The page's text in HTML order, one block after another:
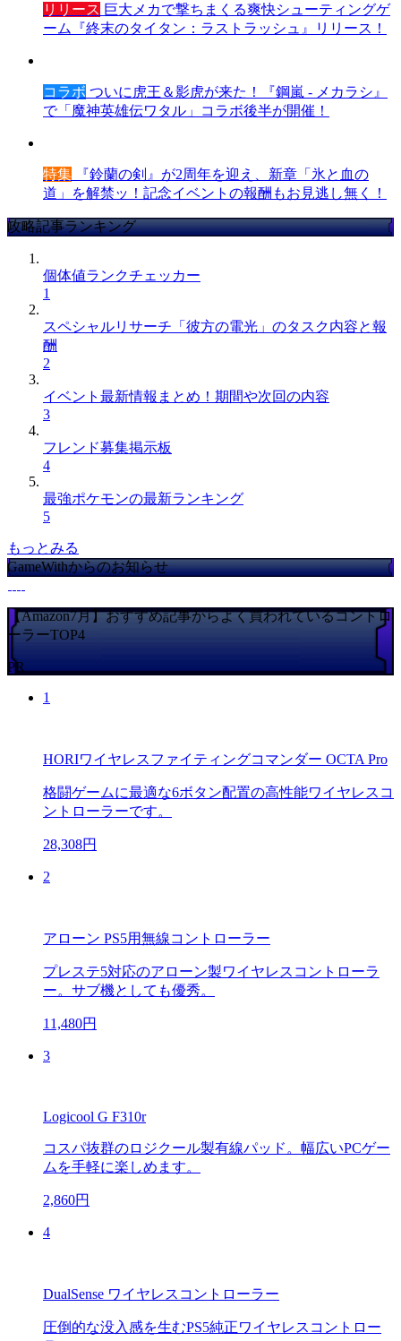
リリース 巨大メカで撃ちまくる爽快シューティングゲ
ーム『終末のタイタン：ラストラッシュ』リリース！
コラボ ついに虎王＆影虎が来た！『鋼嵐 - メカラシ』
で「魔神英雄伝ワタル」コラボ後半が開催！
特集 『鈴蘭の剣』が2周年を迎え、新章「氷と血の
道」を解禁ッ！記念イベントの報酬もお見逃し無く！
攻略記事ランキング
個体値ランクチェッカー
1
スペシャルリサーチ「彼方の電光」のタスク内容と報
酬
2
イベント最新情報まとめ！期間や次回の内容
3
フレンド募集掲示板
4
最強ポケモンの最新ランキング
5
もっとみる
GameWithからのお知らせ
【Amazon7月】おすすめ記事からよく買われているコントロ
ーラーTOP4
PR
1
HORIワイヤレスファイティングコマンダー OCTA Pro
格闘ゲームに最適な6ボタン配置の高性能ワイヤレスコ
ントローラーです。
28,308円
2
アローン PS5用無線コントローラー
プレステ5対応のアローン製ワイヤレスコントローラ
ー。サブ機としても優秀。
11,480円
3
Logicool G F310r
コスパ抜群のロジクール製有線パッド。幅広いPCゲー
ムを手軽に楽しめます。
2,860円
4
DualSense ワイヤレスコントローラー
圧倒的な没入感を生むPS5純正ワイヤレスコントロー